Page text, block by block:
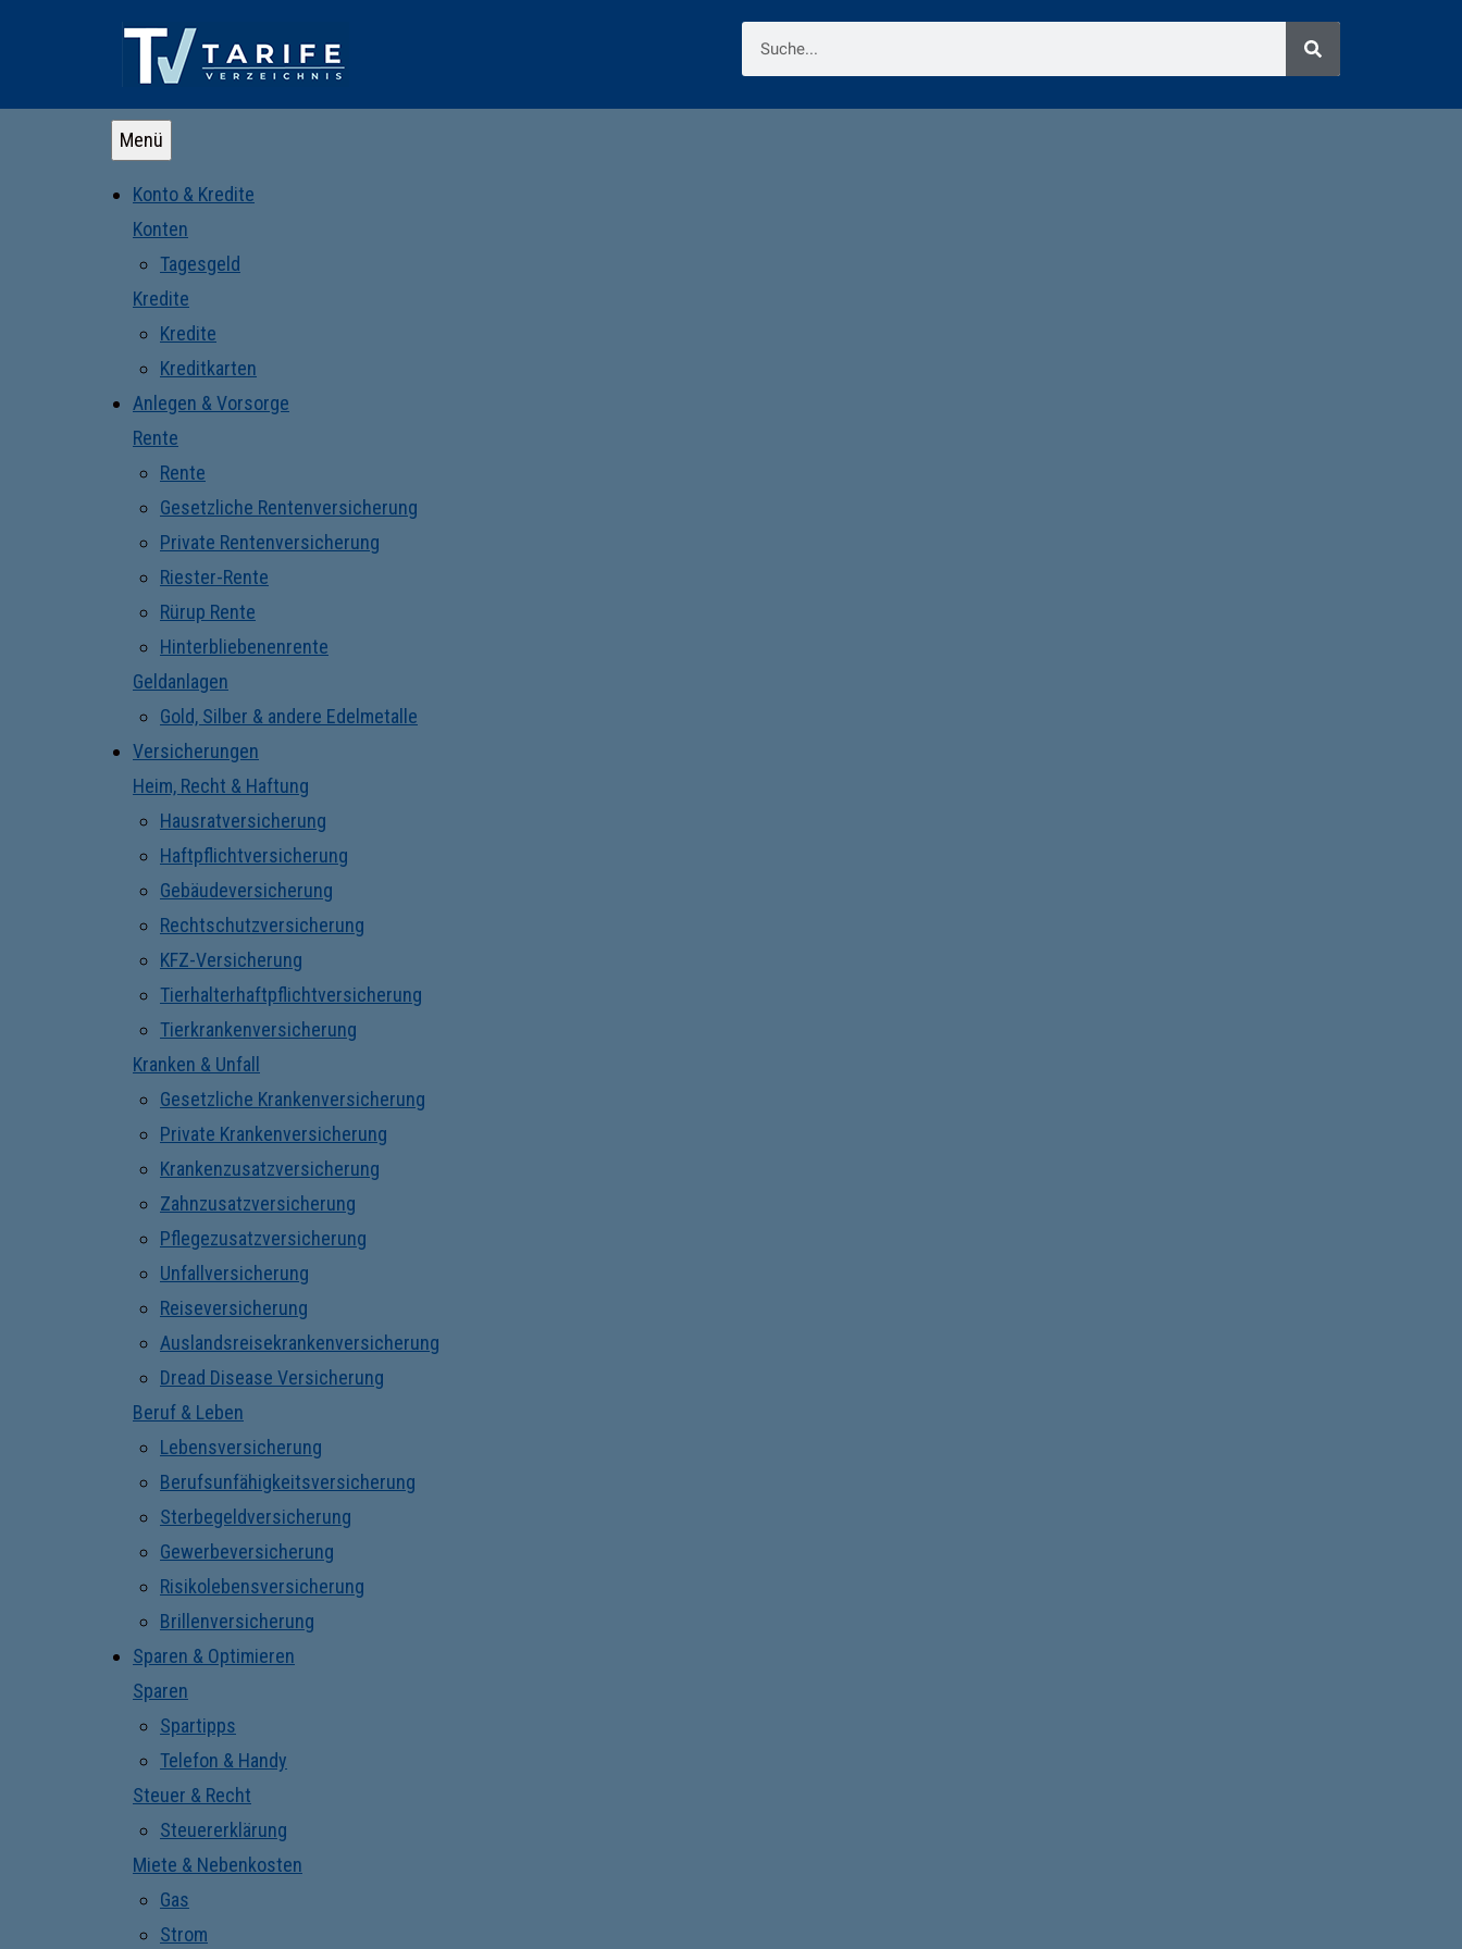
Menü
Konto & Kredite
Konten
Tagesgeld
Kredite
Kredite
Kreditkarten
Anlegen & Vorsorge
Rente
Rente
Gesetzliche Rentenversicherung
Private Rentenversicherung
Riester-Rente
Rürup Rente
Hinterbliebenenrente
Geldanlagen
Gold, Silber & andere Edelmetalle
Versicherungen
Heim, Recht & Haftung
Hausratversicherung
Haftpflichtversicherung
Gebäudeversicherung
Rechtschutzversicherung
KFZ-Versicherung
Tierhalterhaftpflichtversicherung
Tierkrankenversicherung
Kranken & Unfall
Gesetzliche Krankenversicherung
Private Krankenversicherung
Krankenzusatzversicherung
Zahnzusatzversicherung
Pflegezusatzversicherung
Unfallversicherung
Reiseversicherung
Auslandsreisekrankenversicherung
Dread Disease Versicherung
Beruf & Leben
Lebensversicherung
Berufsunfähigkeitsversicherung
Sterbegeldversicherung
Gewerbeversicherung
Risikolebensversicherung
Brillenversicherung
Sparen & Optimieren
Sparen
Spartipps
Telefon & Handy
Steuer & Recht
Steuererklärung
Miete & Nebenkosten
Gas
Strom